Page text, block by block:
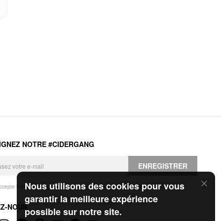
Nous utilisons des cookies pour vous
garantir la meilleure expérience
possible sur notre site.
NOTRE #CIDERGANG
ENREGISTRER
les Conditions généraleset laPolitique de confidentialité.
NOUS